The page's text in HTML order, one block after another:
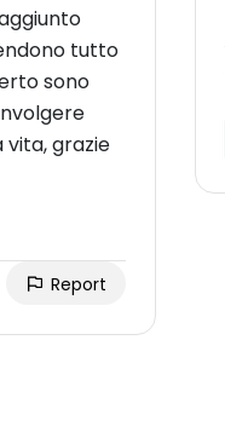
tutto
sono
grazie
Report